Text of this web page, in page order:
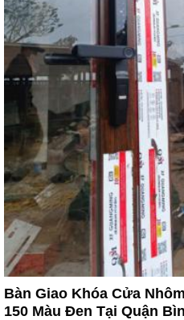
Bàn Giao Khóa Cửa
150 Màu Đen Tại Quận